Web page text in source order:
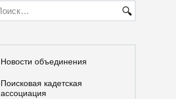
Новости объединения
Поисковая кадетская
ассоциация